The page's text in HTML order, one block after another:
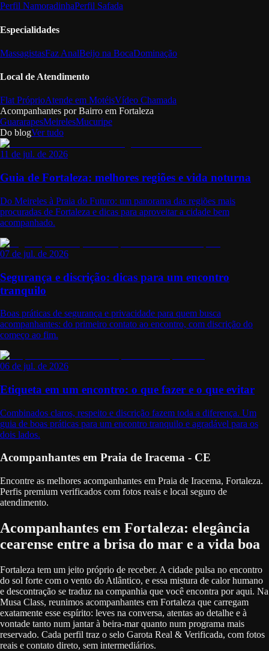
Perfil NamoradinhaPerfil Safada
Especialidades
MassagistasFaz AnalBeijo na BocaDominação
Local de Atendimento
Flat PróprioAtende em MotéisVídeo Chamada
Acompanhantes por Bairro em Fortaleza
GuararapesMeirelesMucuripe
Do blogVer tudo
11 de jul. de 2026
Guia de Fortaleza: melhores regiões e vida noturna
Do Meireles à Praia do Futuro: um panorama das regiões mais
procuradas de Fortaleza e dicas para aproveitar a cidade bem
acompanhado.
07 de jul. de 2026
Segurança e discrição: dicas para um encontro
tranquilo
Boas práticas de segurança e privacidade para quem busca
acompanhantes: do primeiro contato ao encontro, com discrição do
começo ao fim.
06 de jul. de 2026
Etiqueta em um encontro: o que fazer e o que evitar
Combinados claros, respeito e discrição fazem toda a diferença. Um
guia de boas práticas para um encontro tranquilo e agradável para os
dois lados.
Acompanhantes em Praia de Iracema - CE
Encontre as melhores acompanhantes em Praia de Iracema, Fortaleza.
Perfis premium verificados com fotos reais e local seguro de
atendimento.
Acompanhantes em Fortaleza: elegância
cearense entre a brisa do mar e a vida boa
Fortaleza tem um jeito próprio de receber. A cidade pulsa no encontro
do sol forte com o vento do Atlântico, e essa mistura de calor humano
e descontração se traduz na companhia que você encontra por aqui. Na
Musa Class, reunimos acompanhantes em Fortaleza que carregam
exatamente esse espírito: leves na conversa, atentas ao detalhe e à
vontade tanto num jantar à beira-mar quanto num programa mais
reservado. Cada perfil traz o selo Garota Real & Verificada, com fotos
reais e contato direto, sem intermediários.